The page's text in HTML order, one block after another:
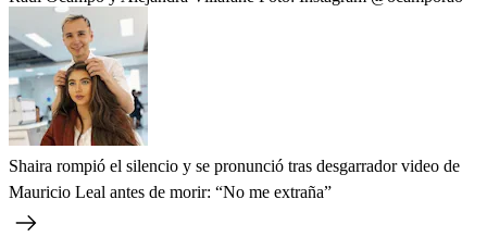
Shaira rompió el silencio y se pronunció tras desgarrador video de
Mauricio Leal antes de morir: “No me extraña”